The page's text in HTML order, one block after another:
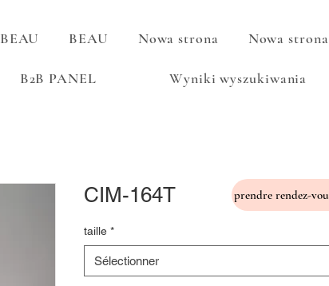
BEAU BEAU Nowa strona Nowa strona
B2B PANEL Wyniki wyszukiwania
CIM-164T
taille *
Sélectionner